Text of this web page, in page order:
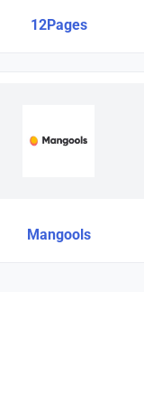
12Pages
Mangools